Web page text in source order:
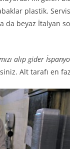
plastik.
da beyaz
alıp gider
Alt tarafı en